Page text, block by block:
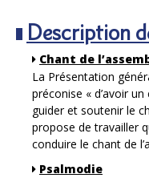
Description
Chant de
La Présentation
préconise « d’avoir
guider et soutenir le
propose de travailler
conduire le chant de
Psalmodie